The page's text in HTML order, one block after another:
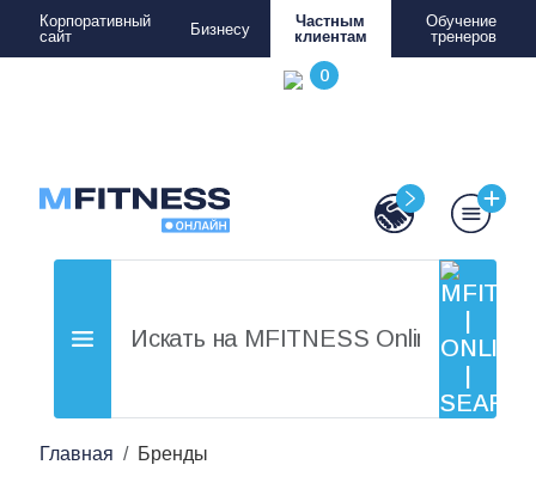
Корпоративный
сайт
Бизнесу
Частным
клиентам
Обучение
тренеров
Главная Бренды